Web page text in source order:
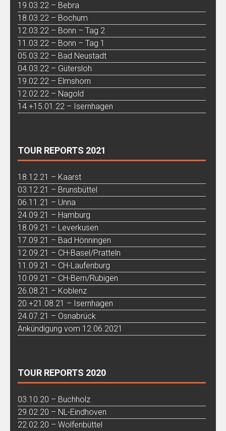
19.03.22 – Bebra
18.03.22 – Bochum
12.03.22 – Bonn – Tag 2
11.03.22 – Bonn – Tag 1
05.03.22 – Bad Neustadt
04.03.22 – Gütersloh
19.02.22 – Elmshorn
12.02.22 – Nagold
14.+15.01.22 – Isernhagen
TOUR REPORTS 2021
18.12.21 – Kaarst
03.12.21 – Brunsbüttel
06.11.21 – Unna
24.09.21 – Hamburg
18.09.21 – Leverkusen
17.09.21 – Bad Hönningen
12.09.21 – CH-Basel/Pratteln
11.09.21 – CH-Laufenburg
10.09.21 – CH-Bern/Rubigen
26.08.21 – Koblenz
20.+21.08.21 – Isernhagen
24.07.21 – Osnabrück
Ankündigung vom 12.06.2021
TOUR REPORTS 2020
03.10.20 – Buchholz
29.02.20 – NL-Eindhoven
22.02.20 – Wolfenbüttel